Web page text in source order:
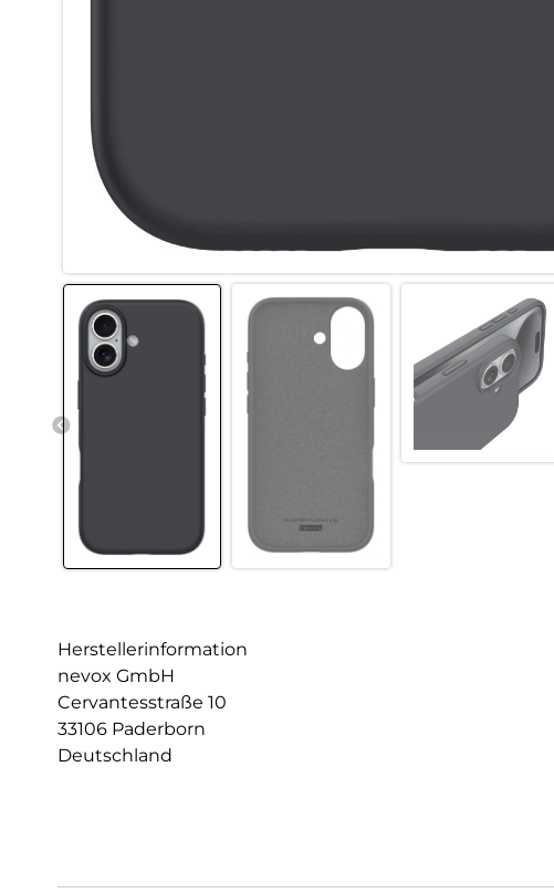
Herstellerinformation
nevox GmbH
Cervantesstraße 10
33106 Paderborn
Deutschland